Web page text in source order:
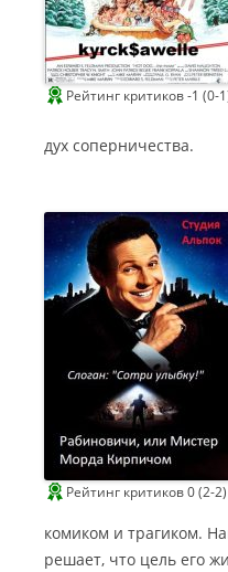
Рейтинг критиков -1 (0-
дух соперничества.
Рейтинг критиков 0 (2-2)
комиком и трагиком.
решает, что цель его